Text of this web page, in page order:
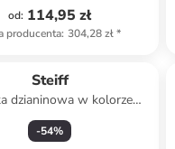
od: 114,95 zł
producenta: 304,28 zł*
Steiff
dzianinowa w kolorze
czarnym
-54%